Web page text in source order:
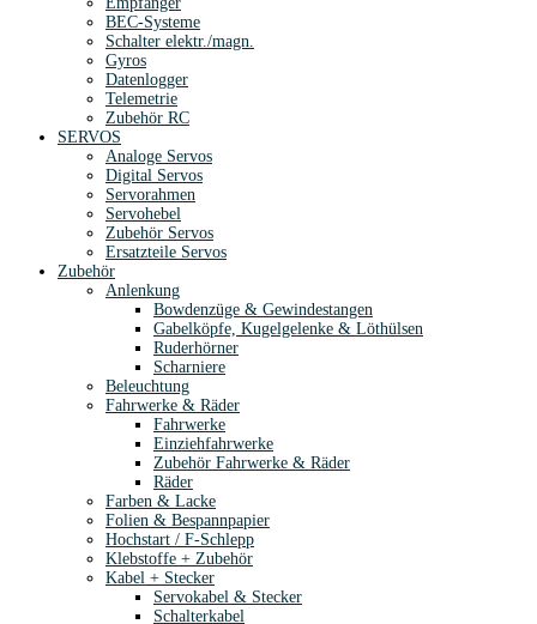
BEC-Systeme
Schalter elektr./magn.
Gyros
Datenlogger
Telemetrie
Zubehör RC
SERVOS
Analoge Servos
Digital Servos
Servorahmen
Servohebel
Zubehör Servos
Ersatzteile Servos
Zubehör
Anlenkung
Bowdenzüge & Gewindestangen
Gabelköpfe, Kugelgelenke & Löthülsen
Ruderhörner
Scharniere
Beleuchtung
Fahrwerke & Räder
Fahrwerke
Einziehfahrwerke
Zubehör Fahrwerke & Räder
Räder
Farben & Lacke
Folien & Bespannpapier
Hochstart / F-Schlepp
Klebstoffe + Zubehör
Kabel + Stecker
Servokabel & Stecker
Schalterkabel